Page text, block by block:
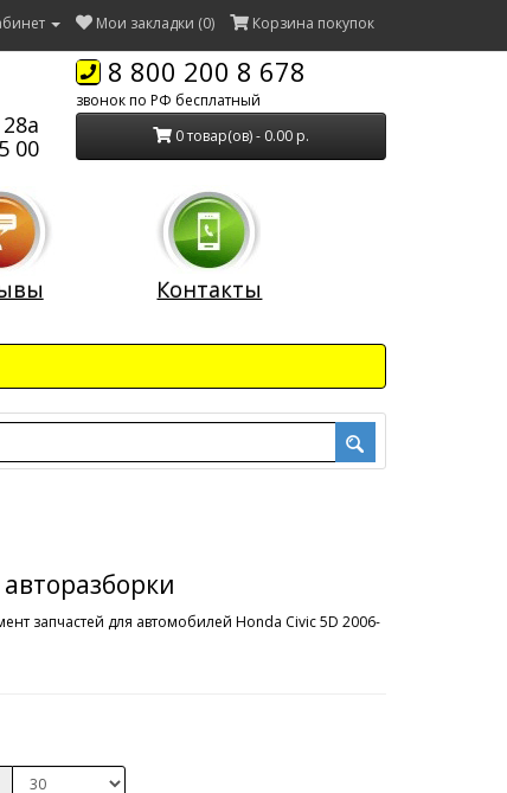
Мои закладки (0) Корзина покупок
00
8 800 200 8 678
звонок по РФ бесплатный
0 товар(ов) - 0.00 р.
Контакты
запчастей для автомобилей Honda Civic 5D 2006-